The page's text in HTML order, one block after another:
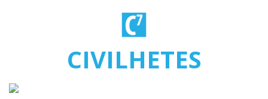
CIVILHETES